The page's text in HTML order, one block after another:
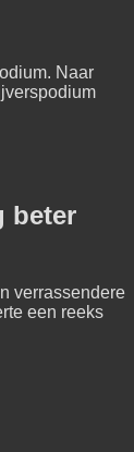
Naar
beter
verrassendere
een reeks